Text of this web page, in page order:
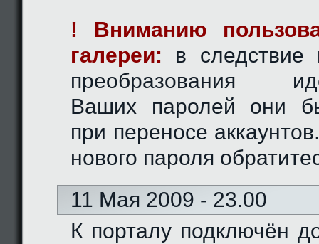
! Вниманию
галереи: в следствие
преобразования
Ваших паролей они
при переносе
нового пароля
11 Мая 2009 - 23.00
К порталу подключён